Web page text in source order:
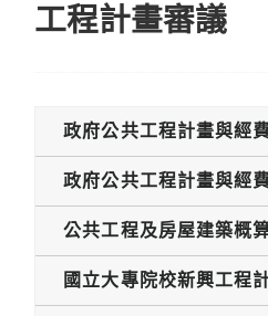
工程計畫審議
政府公共工程計畫與經
政府公共工程計畫與經
公共工程及房屋建築概
國立大專院校新興工程